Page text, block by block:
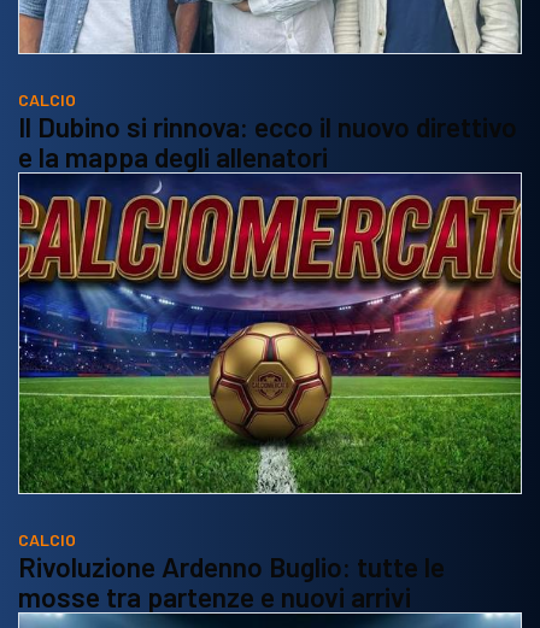
CALCIO
Il Dubino si rinnova: ecco il nuovo direttivo
e la mappa degli allenatori
CALCIO
Rivoluzione Ardenno Buglio: tutte le
mosse tra partenze e nuovi arrivi